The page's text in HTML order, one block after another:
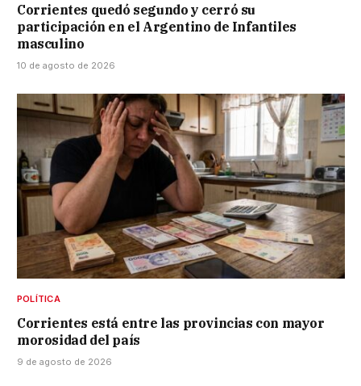
Corrientes quedó segundo y cerró su
participación en el Argentino de Infantiles
masculino
10 de agosto de 2026
POLÍTICA
Corrientes está entre las provincias con mayor
morosidad del país
9 de agosto de 2026